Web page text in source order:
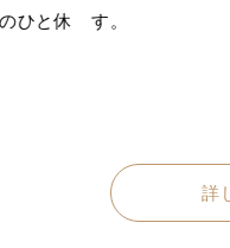
ひと休
す。
詳